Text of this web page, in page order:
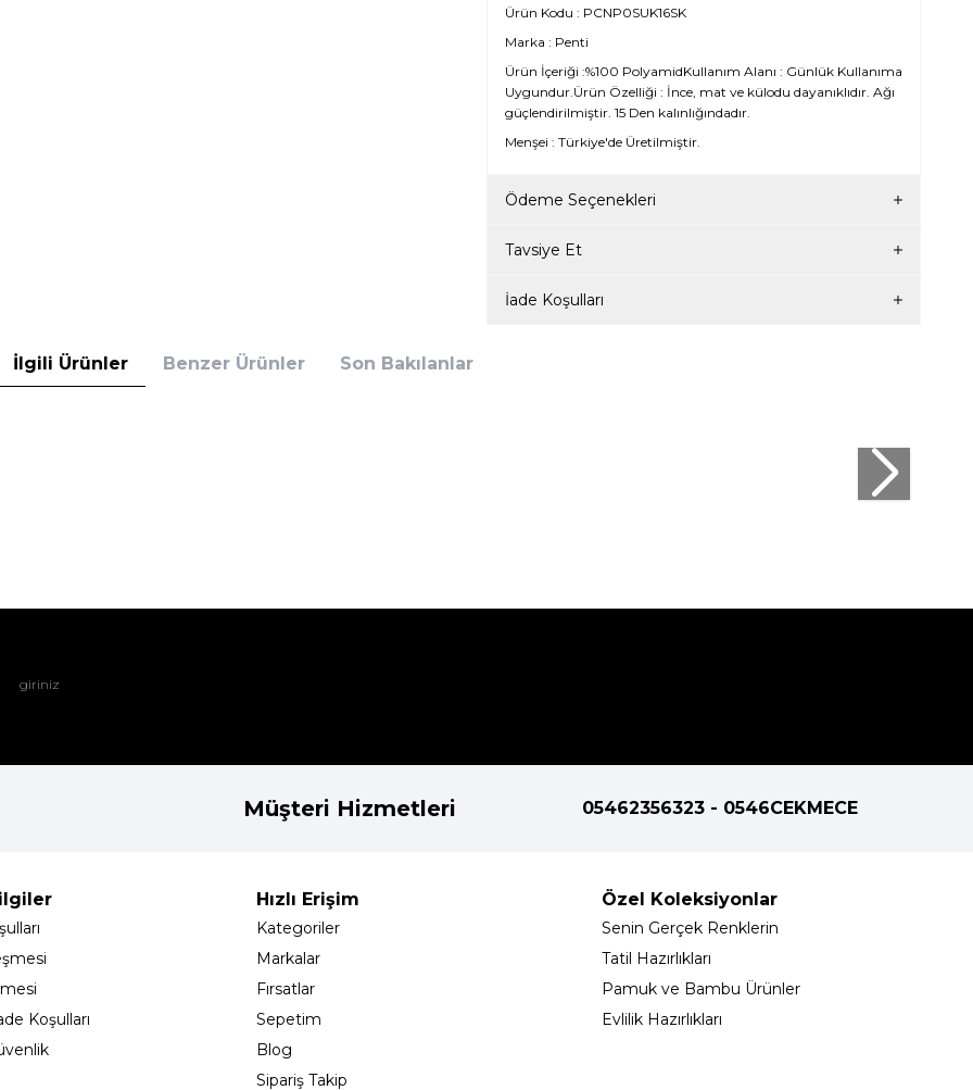
Ürün Kodu : PCNP0SUK16SK
Marka : Penti
Ürün İçeriği :%100 PolyamidKullanım Alanı : Günlük Kullanıma
Uygundur.Ürün Özelliği : İnce, mat ve külodu dayanıklıdır. Ağı
güçlendirilmiştir. 15 Den kalınlığındadır.
Menşei : Türkiye'de Üretilmiştir.
Ödeme Seçenekleri
Tavsiye Et
İade Koşulları
İlgili Ürünler Benzer Ürünler Son Bakılanlar
Müşteri Hizmetleri 05462356323 - 0546CEKMECE
Koşulları
Hızlı Erişim
Kategoriler
Markalar
Fırsatlar
Sepetim
Blog
Sipariş Takip
Özel Koleksiyonlar
Senin Gerçek Renklerin
Tatil Hazırlıkları
Pamuk ve Bambu Ürünler
Evlilik Hazırlıkları